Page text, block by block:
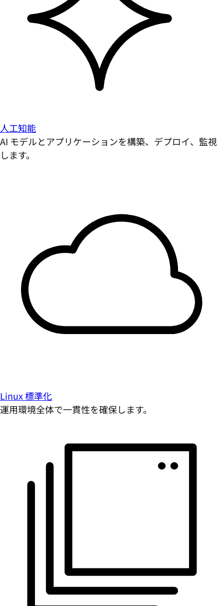
人工知能
AI モデルとアプリケーションを構築、デプロイ、監視
します。
Linux 標準化
運用環境全体で一貫性を確保します。